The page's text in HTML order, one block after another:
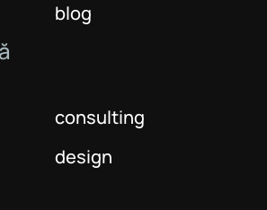
blog
consulting
design